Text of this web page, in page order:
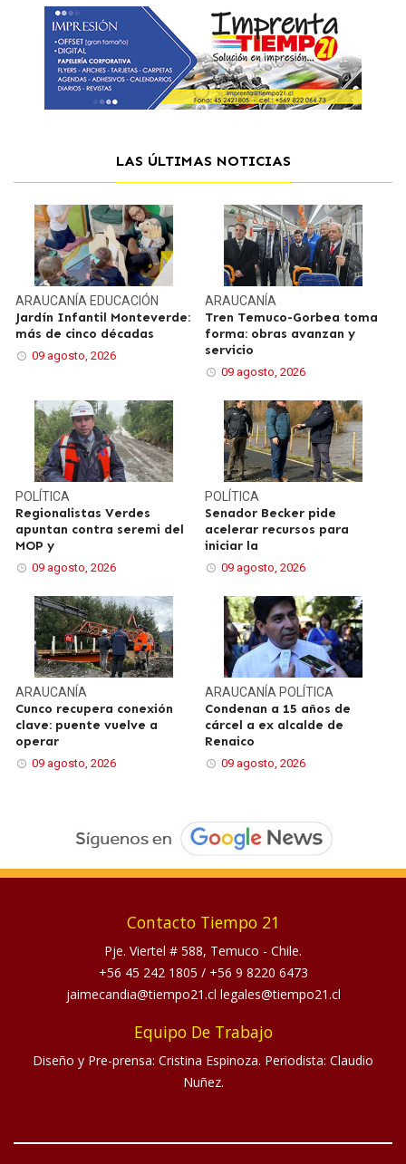
LAS ÚLTIMAS NOTICIAS
ARAUCANÍAEDUCACIÓN
Jardín Infantil Monteverde:
más de cinco décadas
09 agosto, 2026
ARAUCANÍA
Tren Temuco-Gorbea toma
forma: obras avanzan y
servicio
09 agosto, 2026
POLÍTICA
Regionalistas Verdes
apuntan contra seremi del
MOP y
09 agosto, 2026
POLÍTICA
Senador Becker pide
acelerar recursos para
iniciar la
09 agosto, 2026
ARAUCANÍA
Cunco recupera conexión
clave: puente vuelve a
operar
09 agosto, 2026
ARAUCANÍA POLÍTICA
Condenan a 15 años de
cárcel a ex alcalde de
Renaico
09 agosto, 2026
Contacto Tiempo 21
Pje. Viertel # 588, Temuco - Chile.
+56 45 242 1805 / +56 9 8220 6473
jaimecandia@tiempo21.cl legales@tiempo21.cl
Equipo De Trabajo
Diseño y Pre-prensa: Cristina Espinoza. Periodista: Claudio
Nuñez.